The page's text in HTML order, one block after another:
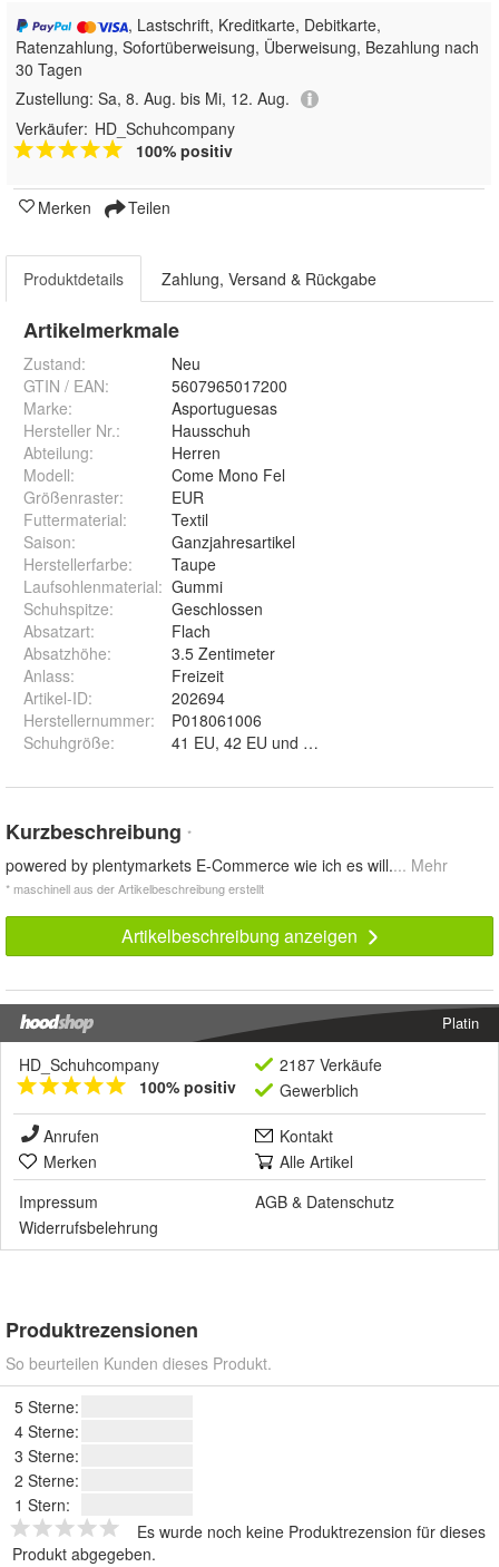
, Lastschrift, Kreditkarte, Debitkarte,
Ratenzahlung, Sofortüberweisung, Überweisung, Bezahlung nach
30 Tagen
Zustellung: Sa, 8. Aug. bis Mi, 12. Aug.
Verkäufer: HD_Schuhcompany
100% positiv
Merken Teilen
Produktdetails Zahlung, Versand & Rückgabe
Artikelmerkmale
Zustand:
Neu
GTIN / EAN:
5607965017200
Marke:
Asportuguesas
Hersteller Nr.:
Hausschuh
Abteilung:
Herren
Modell:
Come Mono Fel
Größenraster:
EUR
Futtermaterial:
Textil
Saison:
Ganzjahresartikel
Herstellerfarbe:
Taupe
Laufsohlenmaterial: Gummi
Schuhspitze:
Geschlossen
Absatzart:
Flach
Absatzhöhe:
3.5 Zentimeter
Anlass:
Freizeit
Artikel-ID:
202694
Herstellernummer:
P018061006
Schuhgröße: 41 EU, 42 EU und 46 EU
Kurzbeschreibung *
powered by plentymarkets E-Commerce wie ich es will.... Mehr
* maschinell aus der Artikelbeschreibung erstellt
Artikelbeschreibung anzeigen
Platin
HD_Schuhcompany
100% positiv
2187 Verkäufe
Gewerblich
Anrufen
Kontakt
Merken
Alle Artikel
Impressum
AGB & Datenschutz
Widerrufsbelehrung
Produktrezensionen
So beurteilen Kunden dieses Produkt.
5 Sterne:
4 Sterne:
3 Sterne:
2 Sterne:
1 Stern:
Es wurde noch keine Produktrezension für dieses
Produkt abgegeben.